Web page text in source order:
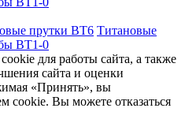
прутки ВТ6 Титановые
ВТ1-0
для работы сайта, а также
сайта и оценки
«Принять», вы
cookie. Вы можете отказаться